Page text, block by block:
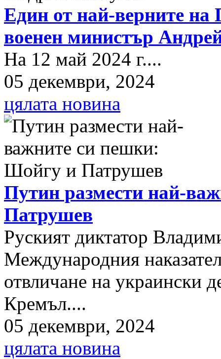
Един от най-верните на
военен министър
На 12 май 2024 г....
05 декември, 2024
цялата новина
Путин размести най-
Патрушев
Руският диктатор
Международния
отвличане на украински
Кремъл....
05 декември, 2024
цялата новина